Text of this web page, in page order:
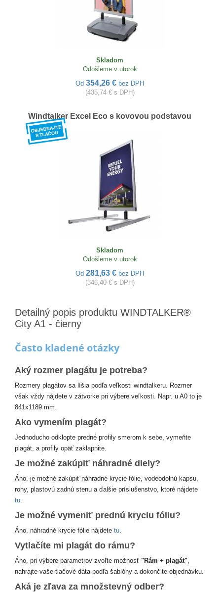
Skladom
Odošleme v utorok
Od 354,26 € bez DPH
(435,74 € s DPH)
Windtalker Excel Eco s kovovou podstavou
Skladom
Odošleme v utorok
Od 281,63 € bez DPH
(346,40 € s DPH)
Detailný popis produktu WINDTALKER®
City A1 - čierny
Často kladené otázky
Aký rozmer plagátu je potreba?
Rozmery plagátov sa líšia podľa veľkosti windtalkeru. Rozmer
však vždy nájdete v zátvorke pri výbere veľkosti. Napr. u A0 to je
841x1189 mm.
Ako vymením plagát?
Jednoducho odklopte predné profily smerom k sebe, vymeňte
plagát, a profily opäť zaklapnite.
Je možné zakúpiť náhradné diely?
Áno, je možné zakúpiť náhradné krycie fólie, vodeodolnú kapsu,
rohy, plastovú zadnú stenu a ďalšie príslušenstvo, ktoré nájdete
tu.
Je možné vymeniť prednú kryciu fóliu?
Áno, náhradné krycie fólie nájdete tu.
Vytlačíte mi plagát do rámu?
Áno, pri výbere parametrov zvoľte možnosť "Rám + plagát",
nahrajte vaše tlačové dáta podľa šablóny a dokončite objednávku.
Aká je zľava za množstevný odber?